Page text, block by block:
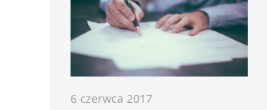
6 czerwca 2017